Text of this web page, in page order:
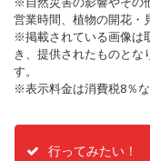
営業時間、植物の開花・
※掲載されている画像は
き、提供されたものとな
す。
※表示料金は消費税8％な
行ってみたい！